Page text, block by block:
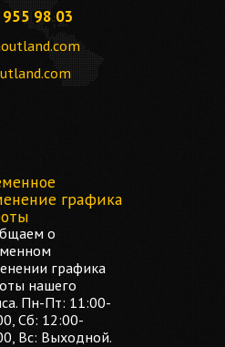
98 03
графика
о
графика
нашего
Пн-Пт: 11:00-
Сб: 12:00-
Вс: Выходной.